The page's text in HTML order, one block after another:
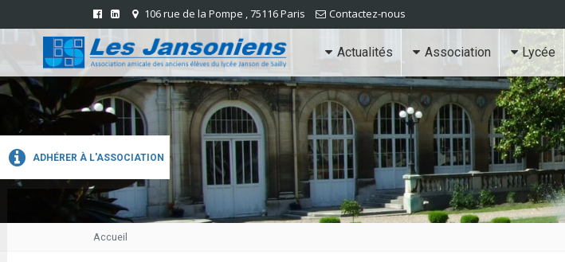
ADHÉRER À L'ASSOCIATION
106 rue de la Pompe , 75116 Paris Contactez-nous
Actualités Association Lycée
Accueil